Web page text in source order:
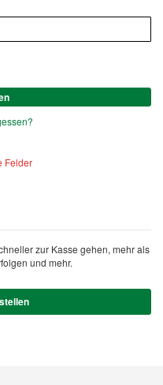
zur Kasse gehen, mehr als
und mehr.